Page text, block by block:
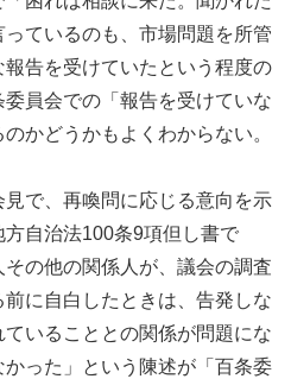
ているのも、市場問題を所管
告を受けていたという程度の
員会での「報告を受けていな
かどうかもよくわからない。
で、再喚問に応じる意向を示
自治法100条9項但し書で
その他の関係人が、議会の調査
に自白したときは、告発しな
いることとの関係が問題にな
った」という陳述が「百条委